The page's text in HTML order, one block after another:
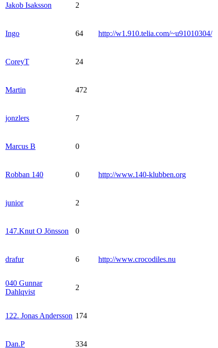
Jakob Isaksson 2
Ingo 64 http://w1.910.telia.com/~u91010304/
CoreyT 24
Martin 472
jonzlers 7
Marcus B 0
Robban 140 0 http://www.140-klubben.org
junior 2
147.Knut O Jönsson 0
drafur 6 http://www.crocodiles.nu
040 Gunnar
Dahlqvist
2
122. Jonas Andersson 174
Dan.P 334